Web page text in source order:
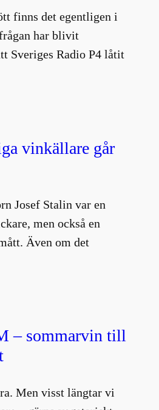
finns det egentligen i
har blivit
Sveriges Radio P4 låtit
vinkällare går
Josef Stalin var en
men också en
Även om det
– sommarvin till
Men visst längtar vi